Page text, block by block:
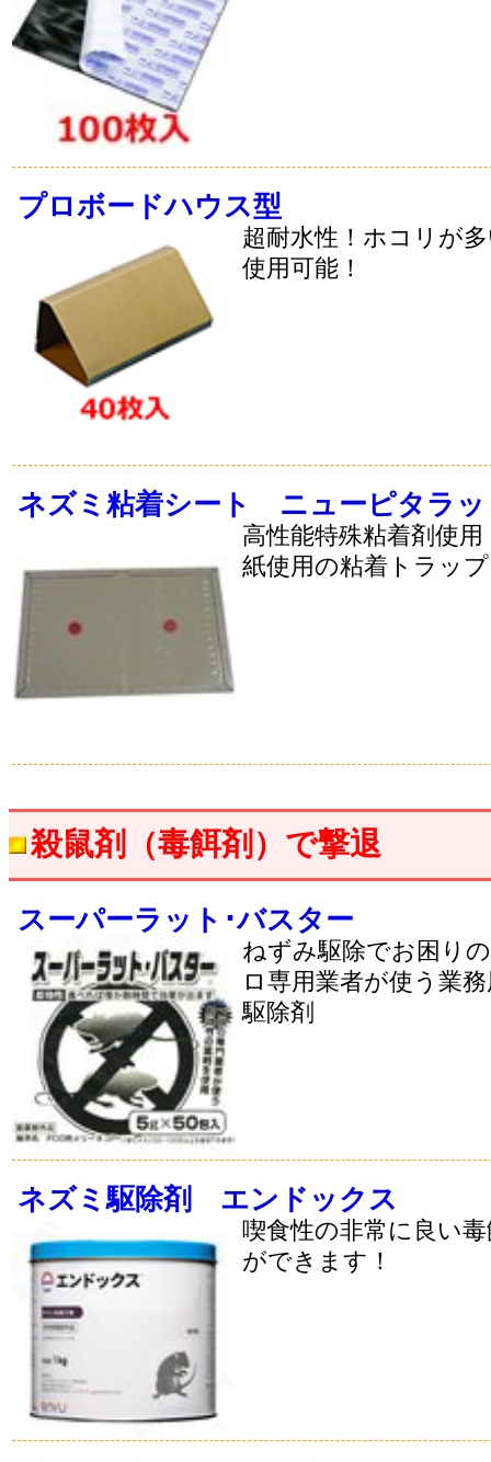
プロボードハウス型
超耐水性！ホコリが
使用可能！
ネズミ粘着シート ニューピタラッ
高性能特殊粘着剤使
紙使用の粘着トラッ
殺鼠剤（毒餌剤）で撃退
スーパーラット･バスター
ねずみ駆除でお困り
ロ専用業者が使う業
駆除剤
ネズミ駆除剤 エンドックス
喫食性の非常に良い
ができます！